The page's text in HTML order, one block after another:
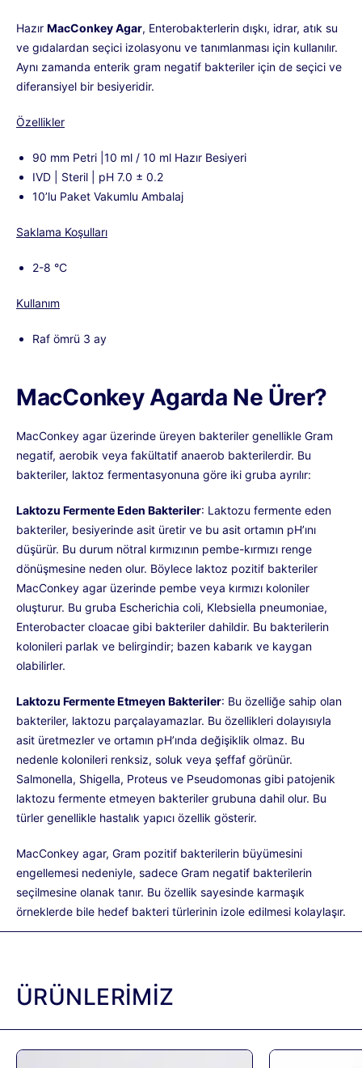
Hazır MacConkey Agar, Enterobakterlerin dışkı, idrar, atık su
ve gıdalardan seçici izolasyonu ve tanımlanması için kullanılır.
Aynı zamanda enterik gram negatif bakteriler için de seçici ve
diferansiyel bir besiyeridir.
Özellikler
90 mm Petri |10 ml / 10 ml Hazır Besiyeri
IVD | Steril | pH 7.0 ± 0.2
10’lu Paket Vakumlu Ambalaj
Saklama Koşulları
2-8 °C
Kullanım
Raf ömrü 3 ay
MacConkey Agarda Ne Ürer?
MacConkey agar üzerinde üreyen bakteriler genellikle Gram
negatif, aerobik veya fakültatif anaerob bakterilerdir. Bu
bakteriler, laktoz fermentasyonuna göre iki gruba ayrılır:
Laktozu Fermente Eden Bakteriler: Laktozu fermente eden
bakteriler, besiyerinde asit üretir ve bu asit ortamın pH’ını
düşürür. Bu durum nötral kırmızının pembe-kırmızı renge
dönüşmesine neden olur. Böylece laktoz pozitif bakteriler
MacConkey agar üzerinde pembe veya kırmızı koloniler
oluşturur. Bu gruba Escherichia coli, Klebsiella pneumoniae,
Enterobacter cloacae gibi bakteriler dahildir. Bu bakterilerin
kolonileri parlak ve belirgindir; bazen kabarık ve kaygan
olabilirler.
Laktozu Fermente Etmeyen Bakteriler: Bu özelliğe sahip olan
bakteriler, laktozu parçalayamazlar. Bu özellikleri dolayısıyla
asit üretmezler ve ortamın pH’ında değişiklik olmaz. Bu
nedenle kolonileri renksiz, soluk veya şeffaf görünür.
Salmonella, Shigella, Proteus ve Pseudomonas gibi patojenik
laktozu fermente etmeyen bakteriler grubuna dahil olur. Bu
türler genellikle hastalık yapıcı özellik gösterir.
MacConkey agar, Gram pozitif bakterilerin büyümesini
engellemesi nedeniyle, sadece Gram negatif bakterilerin
seçilmesine olanak tanır. Bu özellik sayesinde karmaşık
örneklerde bile hedef bakteri türlerinin izole edilmesi kolaylaşır.
ÜRÜNLERİMİZ